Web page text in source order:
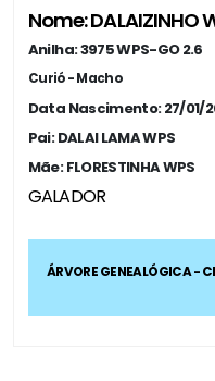
Nome: DALAIZINHO
Anilha: 3975 WPS-GO 2.6
Curió - Macho
Data Nascimento: 27/01/
Pai: DALAI LAMA WPS
Mãe: FLORESTINHA WPS
GALADOR
ÁRVORE GENEALÓGICA -